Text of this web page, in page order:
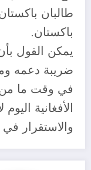
طالبان
باكستان.
يمكن القول
ضريبة دعمه
في وقت ما
الأفغانية
والاستقرار